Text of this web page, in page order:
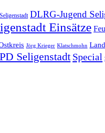
DLRG-Jugend
Einsätze
Jörg Krieger Klatschmohn
Seligenstadt Special